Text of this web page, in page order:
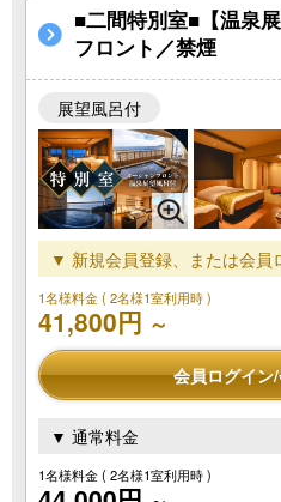
■二間特別室■【温泉
フロント／禁煙
展望風呂付
▼ 新規会員登録、または会員
1名様料金( 2名様1室利用時 )
41,800円 ～
会員ログイン
▼ 通常料金
1名様料金( 2名様1室利用時 )